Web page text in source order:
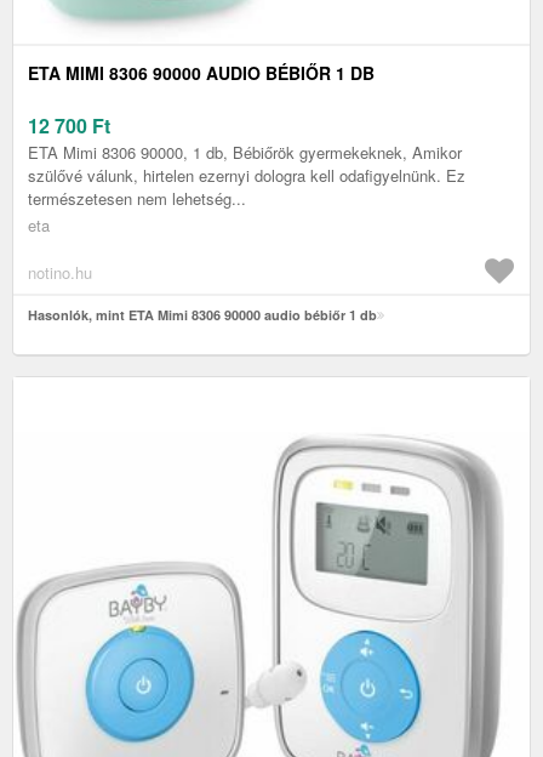
ETA MIMI 8306 90000 AUDIO BÉBIŐR 1 DB
12 700 Ft
ETA Mimi 8306 90000, 1 db, Bébiőrök gyermekeknek, Amikor
szülővé válunk, hirtelen ezernyi dologra kell odafigyelnünk. Ez
természetesen nem lehetség...
eta
notino.hu
Hasonlók, mint ETA Mimi 8306 90000 audio bébiőr 1 db